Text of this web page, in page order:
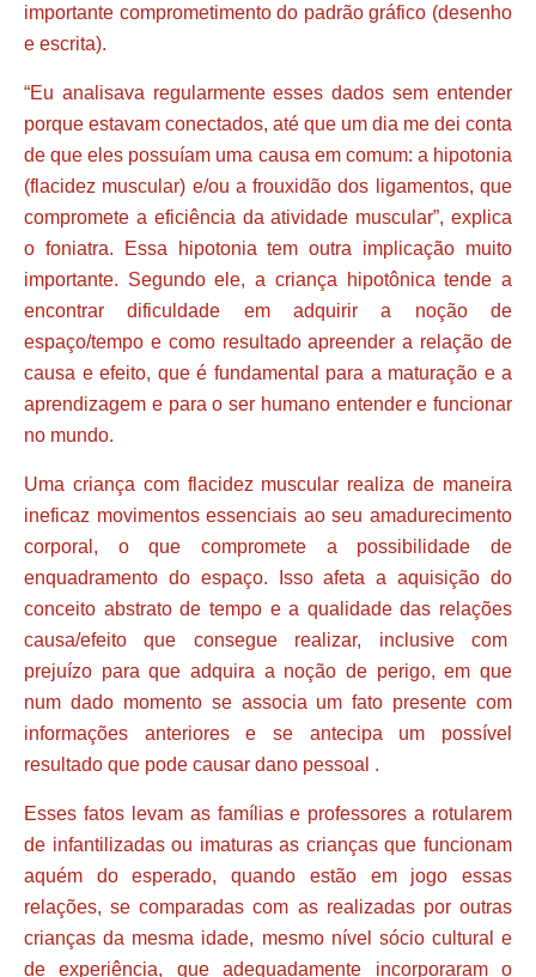
importante comprometimento do padrão gráfico (desenho
e escrita).
“Eu analisava regularmente esses dados sem entender
porque estavam conectados, até que um dia me dei conta
de que eles possuíam uma causa em comum: a hipotonia
(flacidez muscular) e/ou a frouxidão dos ligamentos, que
compromete a eficiência da atividade muscular”, explica
o foniatra. Essa hipotonia tem outra implicação muito
importante. Segundo ele, a criança hipotônica tende a
encontrar dificuldade em adquirir a noção de
espaço/tempo e como resultado apreender a relação de
causa e efeito, que é fundamental para a maturação e a
aprendizagem e para o ser humano entender e funcionar
no mundo.
Uma criança com flacidez muscular realiza de maneira
ineficaz movimentos essenciais ao seu amadurecimento
corporal, o que compromete a possibilidade de
enquadramento do espaço. Isso afeta a aquisição do
conceito abstrato de tempo e a qualidade das relações
causa/efeito que consegue realizar, inclusive com
prejuízo para que adquira a noção de perigo, em que
num dado momento se associa um fato presente com
informações anteriores e se antecipa um possível
resultado que pode causar dano pessoal .
Esses fatos levam as famílias e professores a rotularem
de infantilizadas ou imaturas as crianças que funcionam
aquém do esperado, quando estão em jogo essas
relações, se comparadas com as realizadas por outras
crianças da mesma idade, mesmo nível sócio cultural e
de experiência, que adequadamente incorporaram o